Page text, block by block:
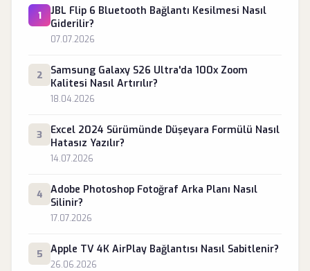
1
JBL Flip 6 Bluetooth Bağlantı Kesilmesi Nasıl
Giderilir?
07.07.2026
2
Samsung Galaxy S26 Ultra'da 100x Zoom
Kalitesi Nasıl Artırılır?
18.04.2026
3
Excel 2024 Sürümünde Düşeyara Formülü Nasıl
Hatasız Yazılır?
14.07.2026
4
Adobe Photoshop Fotoğraf Arka Planı Nasıl
Silinir?
17.07.2026
5 Apple TV 4K AirPlay Bağlantısı Nasıl Sabitlenir?
26.06.2026